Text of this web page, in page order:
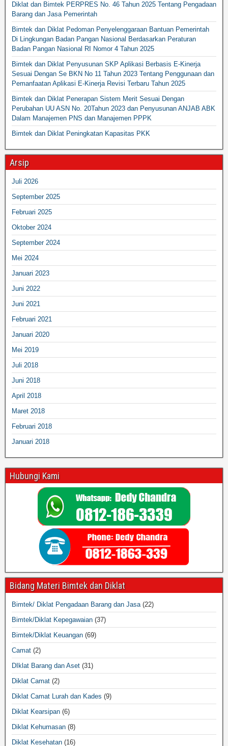
Diklat dan Bimtek PERPRES No. 46 Tahun 2025 Tentang Pengadaan
Barang dan Jasa Pemerintah
Bimtek dan Diklat Pedoman Penyelenggaraan Bantuan Pemerintah
Di Lingkungan Badan Pangan Nasional Berdasarkan Peraturan
Badan Pangan Nasional RI Nomor 4 Tahun 2025
Bimtek dan Diklat Penyusunan SKP Aplikasi Berbasis E-Kinerja
Sesuai Dengan Se BKN No 11 Tahun 2023 Tentang Penggunaan dan
Pemanfaatan Aplikasi E-Kinerja Revisi Terbaru Tahun 2025
Bimtek dan Diklat Penerapan Sistem Merit Sesuai Dengan
Perubahan UU ASN No. 20Tahun 2023 dan Penyusunan ANJAB ABK
Dalam Manajemen PNS dan Manajemen PPPK
Bimtek dan Diklat Peningkatan Kapasitas PKK
Arsip
Juli 2026
September 2025
Februari 2025
Oktober 2024
September 2024
Mei 2024
Januari 2023
Juni 2022
Juni 2021
Februari 2021
Januari 2020
Mei 2019
Juli 2018
Juni 2018
April 2018
Maret 2018
Februari 2018
Januari 2018
Hubungi Kami
Bidang Materi Bimtek dan Diklat
Bimtek/ Diklat Pengadaan Barang dan Jasa(22)
Bimtek/Diklat Kepegawaian (37)
Bimtek/Diklat Keuangan (69)
Camat (2)
DIklat Barang dan Aset (31)
Diklat Camat (2)
Diklat Camat Lurah dan Kades (9)
Diklat Kearsipan (6)
Diklat Kehumasan (8)
Diklat Kesehatan (16)